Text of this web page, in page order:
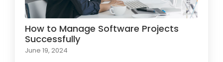
How to Manage Software Projects
Successfully
June 19, 2024